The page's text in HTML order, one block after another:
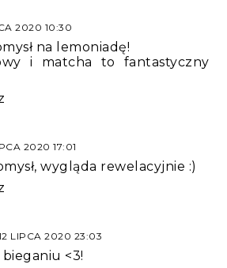
2020 10:30
na lemoniadę!
i matcha to fantastyczny
2020 17:01
wygląda rewelacyjnie :)
LIPCA 2020 23:03
<3!